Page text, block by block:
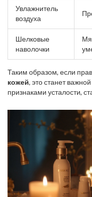
Увлажнитель
воздуха
Шелковые
наволочки
Таким образом, если
кожей, это станет
признаками усталости,
будет более гладкой и
чтобы выбрать
атмосферу для сна. Ваша
сияющим и здоровым